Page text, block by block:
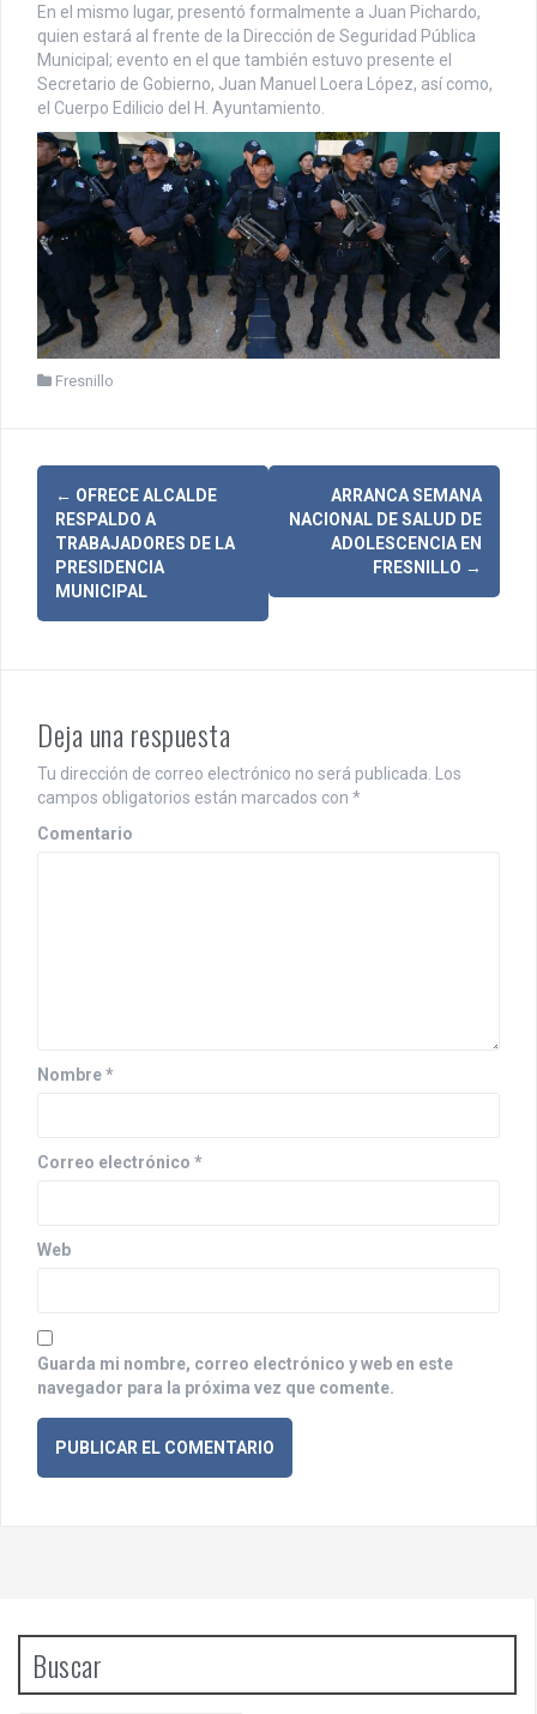
En el mismo lugar, presentó formalmente a Juan Pichardo,
quien estará al frente de la Dirección de Seguridad Pública
Municipal; evento en el que también estuvo presente el
Secretario de Gobierno, Juan Manuel Loera López, así como,
el Cuerpo Edilicio del H. Ayuntamiento.
Fresnillo
N
e
a
c
i
ó
n
t
r
a
a
← OFRECE ALCALDE
RESPALDO A
TRABAJADORES DE LA
PRESIDENCIA
MUNICIPAL
ARRANCA SEMANA
NACIONAL DE SALUD DE
ADOLESCENCIA EN
FRESNILLO →
Deja una respuesta
Tu dirección de correo electrónico no será publicada. Los
campos obligatorios están marcados con *
Comentario
Nombre*
Correo electrónico *
Web
Guarda mi nombre, correo electrónico y web en este
navegador para la próxima vez que comente.
Buscar